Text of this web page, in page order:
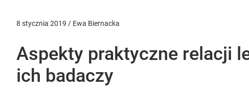
8 stycznia 2019 / Ewa Biernacka
Aspekty praktyczne relacji
ich badaczy